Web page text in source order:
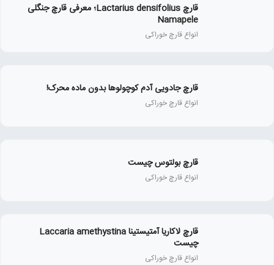
قارچ Lactarius densifolius؛ معرفی قارچ جنگلی
Namapele
انواع قارچ خوراکی
قارچ جادویی آدم کوچولوها بدون ماده محرک!
انواع قارچ خوراکی
قارچ بولتوس چیست
انواع قارچ خوراکی
قارچ لاکاریا آمتیستینا Laccaria amethystina
چیست
انواع قارچ خوراکی